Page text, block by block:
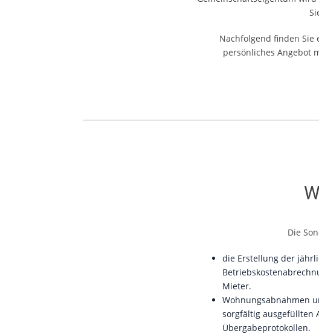
Nachfolgend finden Sie
persönliches Angebot
Die
die Erstellung der
Mieter.
Wohnungsabnahmen
sorgfältig ausgefüllten
Übergabeprotokollen.